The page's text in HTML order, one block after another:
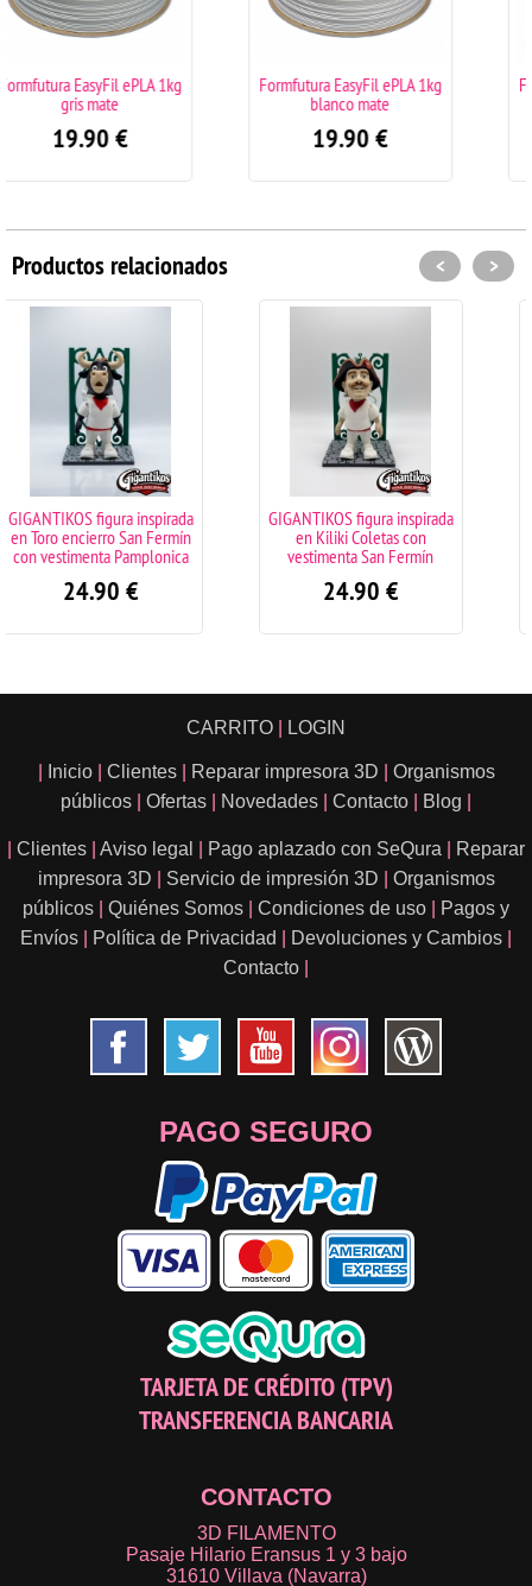
Formfutura EasyFil ePLA 1kg
blanco mate
Formfutura EasyFil ePLA 1kg
traffic black
Productos relacionados
GIGANTIKOS figura inspirada
en Kiliki Coletas con
vestimenta San Fermín
GIGANTIKOS figura
en Cabezudo Concejal con
vestimenta San Fermín
< >
CARRITO LOGIN
Inicio Clientes Reparar impresora 3D
Organismos
públicos
Ofertas Novedades Contacto Blog
Clientes Aviso legal Pago aplazado con SeQura
Reparar
impresora 3D
Servicio de impresión 3D
Organismos
públicos
Quiénes Somos Condiciones de uso
Pagos y
Envíos
Política de Privacidad Devoluciones y Cambios
Contacto
PAGO SEGURO
TARJETA DE CRÉDITO (TPV)
TRANSFERENCIA BANCARIA
CONTACTO
3D FILAMENTO
Pasaje Hilario Eransus 1 y 3 bajo
31610 Villava (Navarra)